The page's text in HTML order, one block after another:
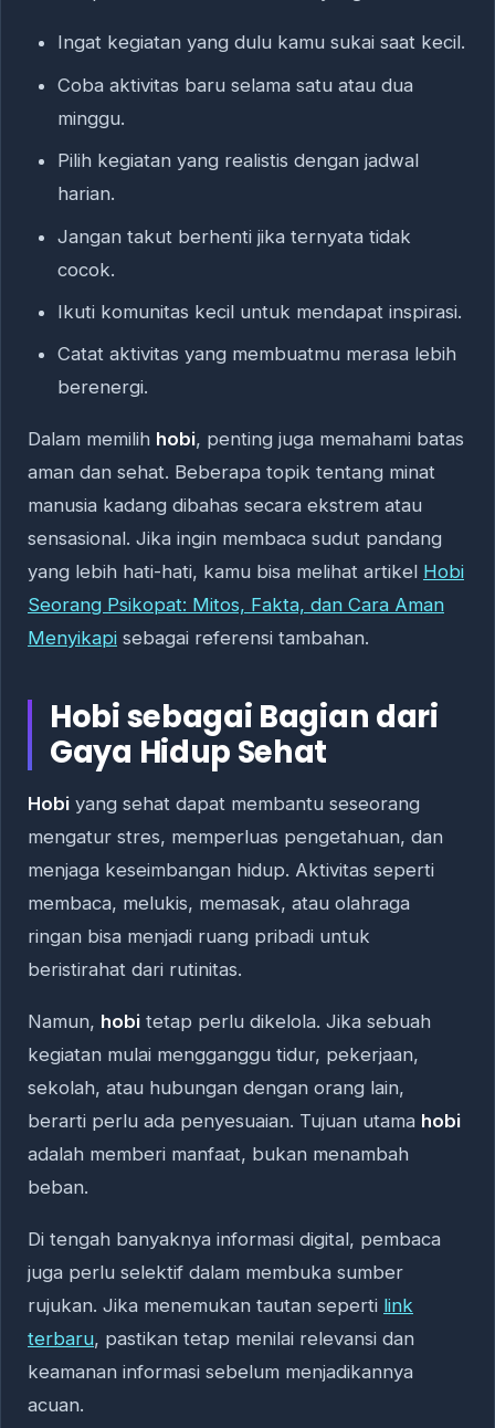
Ingat kegiatan yang dulu kamu sukai saat kecil.
Coba aktivitas baru selama satu atau dua
minggu.
Pilih kegiatan yang realistis dengan jadwal
harian.
Jangan takut berhenti jika ternyata tidak
cocok.
Ikuti komunitas kecil untuk mendapat inspirasi.
Catat aktivitas yang membuatmu merasa lebih
berenergi.
Dalam memilih hobi, penting juga memahami batas
aman dan sehat. Beberapa topik tentang minat
manusia kadang dibahas secara ekstrem atau
sensasional. Jika ingin membaca sudut pandang
yang lebih hati-hati, kamu bisa melihat artikel Hobi
Seorang Psikopat: Mitos, Fakta, dan Cara Aman
Menyikapi sebagai referensi tambahan.
Hobi sebagai Bagian dari
Gaya Hidup Sehat
Hobi yang sehat dapat membantu seseorang
mengatur stres, memperluas pengetahuan, dan
menjaga keseimbangan hidup. Aktivitas seperti
membaca, melukis, memasak, atau olahraga
ringan bisa menjadi ruang pribadi untuk
beristirahat dari rutinitas.
Namun, hobi tetap perlu dikelola. Jika sebuah
kegiatan mulai mengganggu tidur, pekerjaan,
sekolah, atau hubungan dengan orang lain,
berarti perlu ada penyesuaian. Tujuan utama hobi
adalah memberi manfaat, bukan menambah
beban.
Di tengah banyaknya informasi digital, pembaca
juga perlu selektif dalam membuka sumber
rujukan. Jika menemukan tautan seperti link
terbaru, pastikan tetap menilai relevansi dan
keamanan informasi sebelum menjadikannya
acuan.